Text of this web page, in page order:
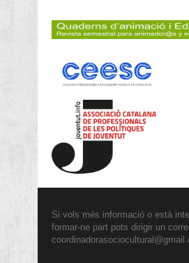
Si vols més informació o està
formar-ne part pots dirigir un